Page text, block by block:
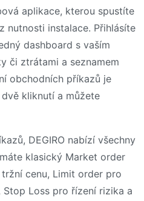
aplikace, kterou spustíte
nutnosti instalace. Přihlásíte
dashboard s vaším
či ztrátami a seznamem
obchodních příkazů je
kliknutí a můžete
DEGIRO nabízí všechny
klasický Market order
cenu, Limit order pro
Loss pro řízení rizika a